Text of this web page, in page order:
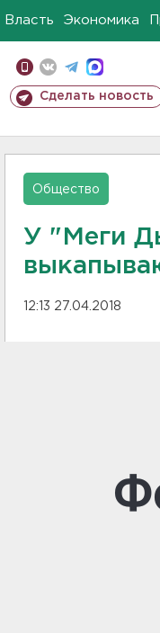
Власть Экономика
Сделать новость
Общество
У "Меги
12:13 27.04.2018